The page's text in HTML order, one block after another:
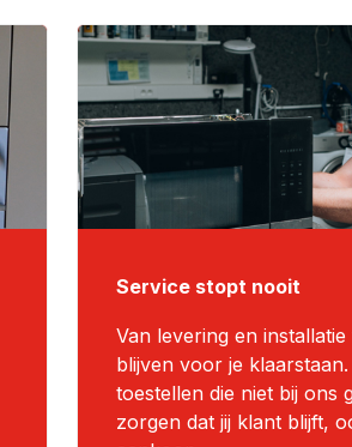
Service stopt nooit
Van levering en
blijven voor je
toestellen die niet bij ons
zorgen dat jij klant blijft,